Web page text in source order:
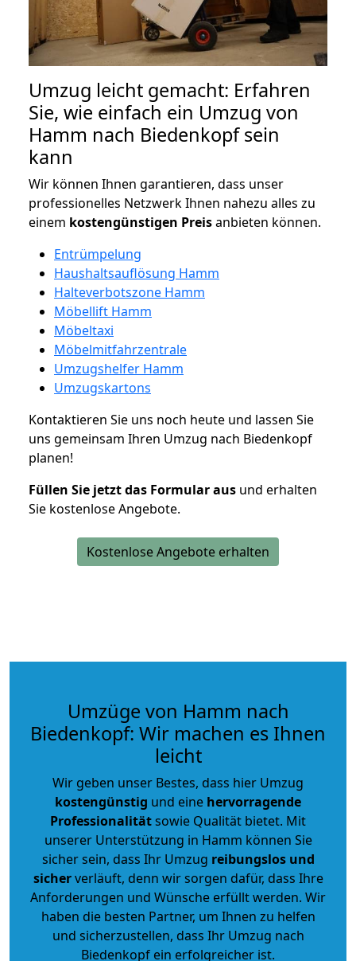
Umzug leicht gemacht: Erfahren
Sie, wie einfach ein Umzug von
Hamm nach Biedenkopf sein
kann
Wir können Ihnen garantieren, dass unser
professionelles Netzwerk Ihnen nahezu alles zu
einem kostengünstigen Preisanbieten können.
Entrümpelung
Haushaltsauflösung Hamm
Halteverbotszone Hamm
Möbellift Hamm
Möbeltaxi
Möbelmitfahrzentrale
Umzugshelfer Hamm
Umzugskartons
Kontaktieren Sie uns noch heute und lassen Sie
uns gemeinsam Ihren Umzug nach Biedenkopf
planen!
Füllen Sie jetzt das Formular aus und erhalten
Sie kostenlose Angebote.
Kostenlose Angebote erhalten
Umzüge von Hamm nach
Biedenkopf: Wir machen es Ihnen
leicht
Wir geben unser Bestes, dass hier Umzug
kostengünstig und eine hervorragende
Professionalitätsowie Qualität bietet. Mit
unserer Unterstützung in Hamm können Sie
sicher sein, dass Ihr Umzug reibungslos und
sicherverläuft, denn wir sorgen dafür, dass Ihre
Anforderungen und Wünsche erfüllt werden. Wir
haben die besten Partner, um Ihnen zu helfen
und sicherzustellen, dass Ihr Umzug nach
Biedenkopf ein erfolgreicher ist.